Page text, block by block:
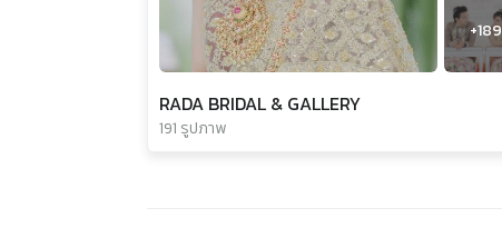
+189
RADA BRIDAL & GALLERY
191 รูปภาพ